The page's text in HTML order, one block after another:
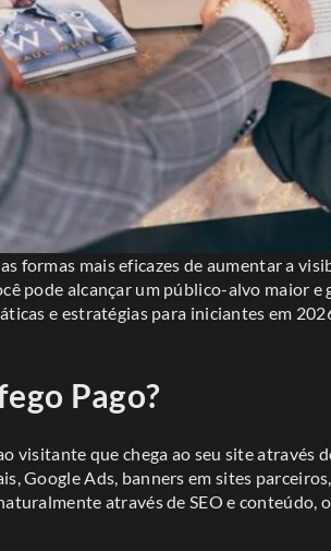
formas mais eficazes de aumentar a
pode alcançar um público-alvo maior
e estratégias para iniciantes em
Pago?
visitante que chega ao seu site através
Google Ads, banners em sites
através de SEO e conteúdo,